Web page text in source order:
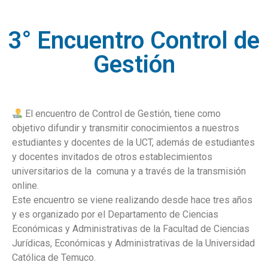
3° Encuentro Control de
Gestión
El encuentro de Control de Gestión, tiene como
objetivo difundir y transmitir conocimientos a nuestros
estudiantes y docentes de la UCT, además de estudiantes
y docentes invitados de otros establecimientos
universitarios de la comuna y a través de la transmisión
online.
Este encuentro se viene realizando desde hace tres años
y es organizado por el Departamento de Ciencias
Económicas y Administrativas de la Facultad de Ciencias
Jurídicas, Económicas y Administrativas de la Universidad
Católica de Temuco.